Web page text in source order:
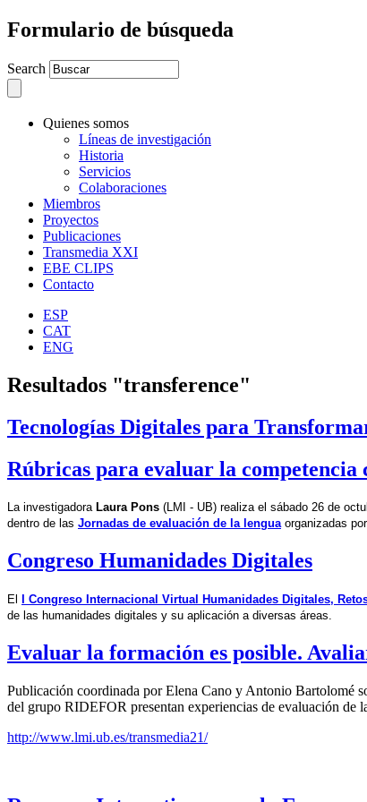
Formulario de búsqueda
Search
Quienes somos
Líneas de investigación
Historia
Servicios
Colaboraciones
Miembros
Proyectos
Publicaciones
Transmedia XXI
EBE CLIPS
Contacto
ESP
CAT
ENG
Resultados "transference"
Tecnologías Digitales para
Rúbricas para evaluar la competencia
La investigadora Laura Pons (LMI - UB) realiza el sábado 26 de
dentro de las Jornadas de evaluación de la lengua organizadas
Congreso Humanidades Digitales
El I Congreso Internacional Virtual Humanidades Digitales,
de las humanidades digitales y su aplicación a diversas áreas.
Evaluar la formación es posible.
Publicación coordinada por Elena Cano y Antonio Bartolomé
del grupo RIDEFOR presentan experiencias de evaluación de
http://www.lmi.ub.es/transmedia21/